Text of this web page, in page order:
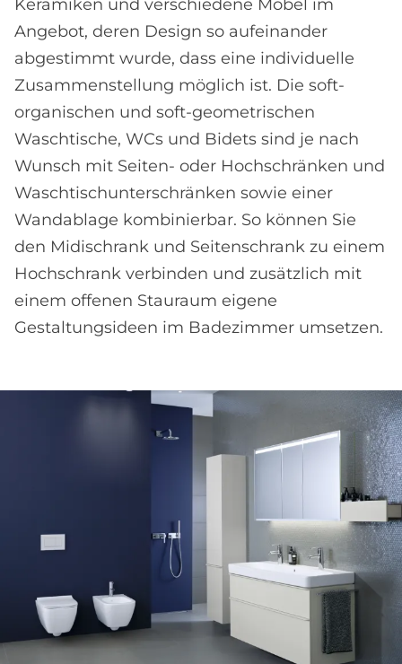
Keramiken und verschiedene Möbel im
Angebot, deren Design so aufeinander
abgestimmt wurde, dass eine individuelle
Zusammenstellung möglich ist. Die soft-
organischen und soft-geometrischen
Waschtische, WCs und Bidets sind je nach
Wunsch mit Seiten- oder Hochschränken und
Waschtischunterschränken sowie einer
Wandablage kombinierbar. So können Sie
den Midischrank und Seitenschrank zu einem
Hochschrank verbinden und zusätzlich mit
einem offenen Stauraum eigene
Gestaltungsideen im Badezimmer umsetzen.